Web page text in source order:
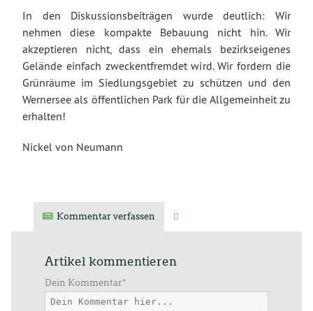
In den Diskussionsbeiträgen wurde deutlich: Wir
nehmen diese kompakte Bebauung nicht hin. Wir
akzeptieren nicht, dass ein ehemals bezirkseigenes
Gelände einfach zweckentfremdet wird. Wir fordern die
Grünräume im Siedlungsgebiet zu schützen und den
Wernersee als öffentlichen Park für die Allgemeinheit zu
erhalten!
Nickel von Neumann
Kommentar verfassen
Artikel kommentieren
Dein Kommentar*